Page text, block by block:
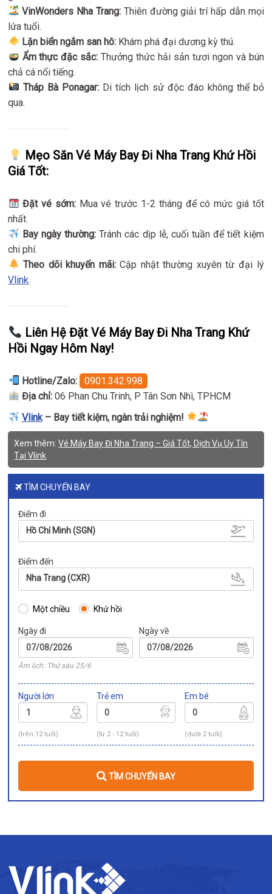
VinWonders Nha Trang: Thiên đường giải trí hấp dẫn mọi
lứa tuổi.
Lặn biển ngắm san hô:Khám phá đại dương kỳ thú.
Ẩm thực đặc sắc: Thưởng thức hải sản tươi ngon và bún
chả cá nổi tiếng.
Tháp Bà Ponagar:Di tích lịch sử độc đáo không thể bỏ
qua.
Mẹo Săn Vé Máy Bay Đi Nha Trang Khứ Hồi
Giá Tốt:
Đặt vé sớm:Mua vé trước 1-2 tháng để có mức giá tốt
nhất.
Bay ngày thường: Tránh các dịp lễ, cuối tuần để tiết kiệm
chi phí.
Theo dõi khuyến mãi:Cập nhật thường xuyên từ đại lý
Vlink.
Liên Hệ Đặt Vé Máy Bay Đi Nha Trang Khứ
Hồi Ngay Hôm Nay!
Hotline/Zalo:
0901.342.998
Địa chỉ:06 Phan Chu Trinh, P Tân Sơn Nhì, TPHCM
Vlink– Bay tiết kiệm, ngàn trải nghiệm!
Xem thêm:Vé Máy Bay Đi Nha Trang – Giá Tốt, Dịch Vụ Uy Tín
Tại Vlink
TÌM CHUYẾN BAY
Điểm đi
Hồ Chí Minh (SGN)
Điểm đến
Nha Trang (CXR)
Một chiều Khứ hồi
Ngày đi
Âm lịch: Thứ sáu 25/6
Ngày về
Người lớn
(trên 12 tuổi)
Trẻ em
(từ 2 - 12 tuổi)
Em bé
(dưới 2 tuổi)
TÌM CHUYẾN BAY